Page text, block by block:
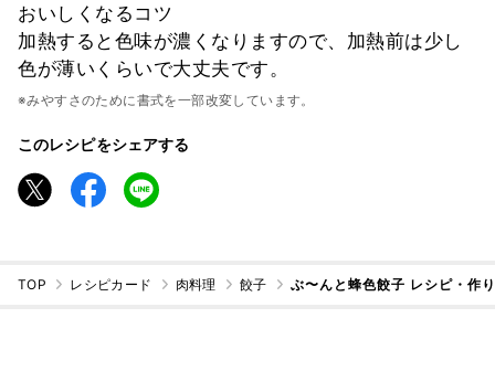
おいしくなるコツ
加熱すると色味が濃くなりますので、加熱前は少し
色が薄いくらいで大丈夫です。
※みやすさのために書式を一部改変しています。
このレシピをシェアする
TOP レシピカード 肉料理 餃子 ぶ〜んと蜂色餃子 レシピ・作